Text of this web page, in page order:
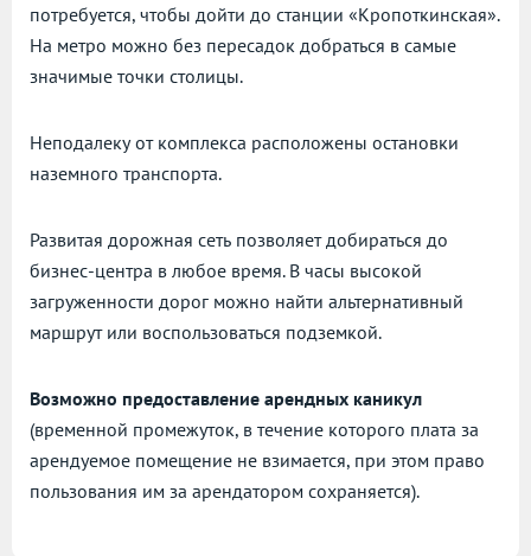
потребуется, чтобы дойти до станции «Кропоткинская».
На метро можно без пересадок добраться в самые
значимые точки столицы.
Неподалеку от комплекса расположены остановки
наземного транспорта.
Развитая дорожная сеть позволяет добираться до
бизнес-центра в любое время. В часы высокой
загруженности дорог можно найти альтернативный
маршрут или воспользоваться подземкой.
Возможно предоставление арендных каникул
(временной промежуток, в течение которого плата за
арендуемое помещение не взимается, при этом право
пользования им за арендатором сохраняется).